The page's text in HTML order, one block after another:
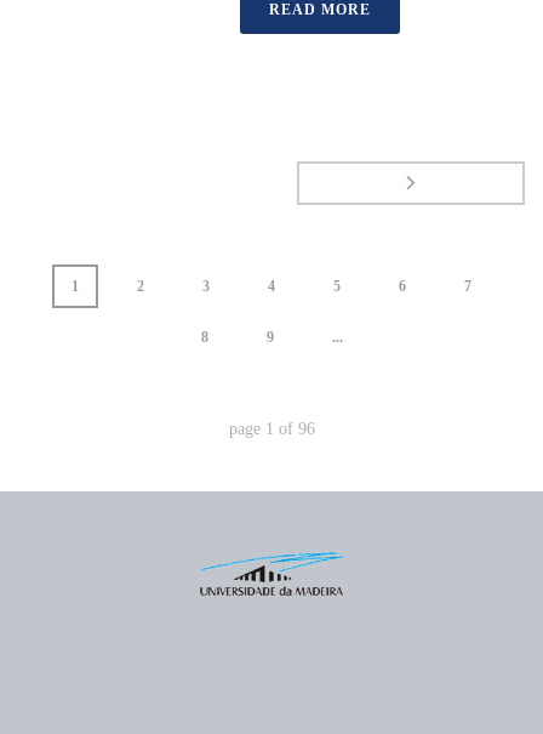
READ MORE
1 2 3 4 5 6 7
8 9 ...
page 1 of 96